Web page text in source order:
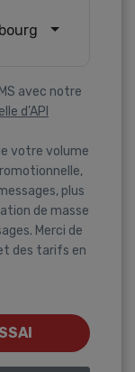
avec notre
d’API
votre volume
plus
de masse
Merci de
des tarifs en